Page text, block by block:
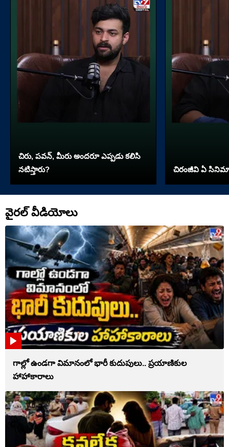
చిరు, పవన్, మీరు అందరూ ఎప్పడు కలిసి
నటిస్తారు?
చిరంజీవి ఏ సినిమా
వైరల్ వీడియోలు
గాల్లో ఉండగా విమానంలో భారీ కుదుపులు.. ప్రయాణికుల
హాహాకారాలు